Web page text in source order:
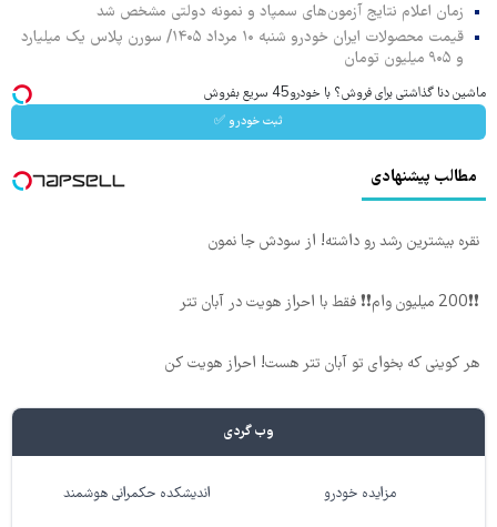
زمان اعلام نتایج آزمون‌های سمپاد و نمونه دولتی مشخص شد
قیمت محصولات ایران خودرو شنبه ۱۰ مرداد ۱۴۰۵/ سورن پلاس یک میلیارد
و ۹۰۵ میلیون تومان
ماشین دنا گذاشتی برای فروش؟ با خودرو45 سریع بفروش
ثبت خودرو ✅
مطالب پیشنهادی
نقره بیشترین رشد رو داشته! از سودش جا نمون
❗❗200 میلیون وام❗❗ فقط با احراز هویت در آبان تتر
هر کوینی که بخوای تو آبان تتر هست! احراز هویت کن
وب گردی
مزایده خودرو اندیشکده حکمرانی هوشمند